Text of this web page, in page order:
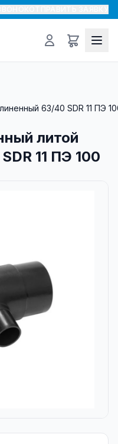
63/40 SDR 11 ПЭ
литой
11 ПЭ 100